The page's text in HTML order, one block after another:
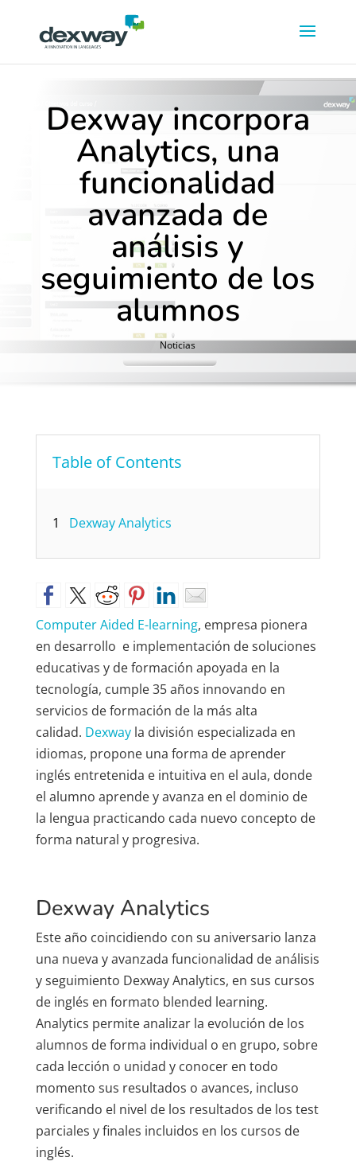
Dexway incorpora
Analytics, una
funcionalidad
avanzada de
análisis y
seguimiento de los
alumnos
Noticias
Table of Contents
1 Dexway Analytics
Computer Aided E-learning, empresa pionera
en desarrollo e implementación de soluciones
educativas y de formación apoyada en la
tecnología, cumple 35 años innovando en
servicios de formación de la más alta
calidad. Dexwayla división especializada en
idiomas, propone una forma de aprender
inglés entretenida e intuitiva en el aula, donde
el alumno aprende y avanza en el dominio de
la lengua practicando cada nuevo concepto de
forma natural y progresiva.
Dexway Analytics
Este año coincidiendo con su aniversario lanza
una nueva y avanzada funcionalidad de análisis
y seguimiento Dexway Analytics, en sus cursos
de inglés en formato blended learning.
Analytics permite analizar la evolución de los
alumnos de forma individual o en grupo, sobre
cada lección o unidad y conocer en todo
momento sus resultados o avances, incluso
verificando el nivel de los resultados de los test
parciales y finales incluidos en los cursos de
inglés.